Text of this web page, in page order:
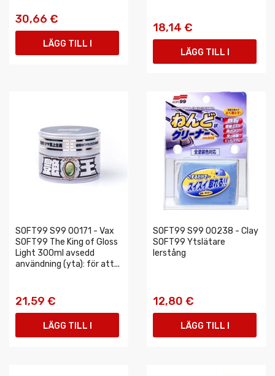
30,66 €
LÄGG TILL I
18,14 €
LÄGG TILL I
SOFT99 S99 00171 - Vax
SOFT99 The King of Gloss
Light 300ml avsedd
användning (yta): för att...
21,59 €
LÄGG TILL I
SOFT99 S99 00238 - Clay
SOFT99 Ytslätare
lerstång
12,80 €
LÄGG TILL I